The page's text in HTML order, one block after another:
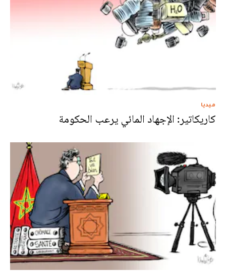
ميديا
كاريكاتير: الإجهاد المائي يرعب الحكومة